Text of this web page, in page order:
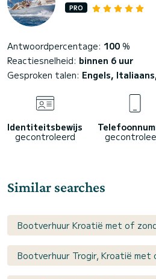
PRO
Antwoordpercentage: 100 %
Reactiesnelheid: binnen 6 uur
Gesproken talen: Engels,
Identiteitsbewijs
gecontroleerd
Similar searches
Bootverhuur Kroatië met of
Bootverhuur Trogir, Kroatië met